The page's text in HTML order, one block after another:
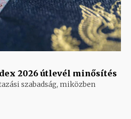
2026 útlevél minősítés
szabadság, miközben